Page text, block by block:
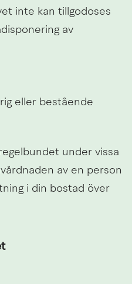
inte kan tillgodoses
av
eller bestående
under vissa
av en person
i din bostad över